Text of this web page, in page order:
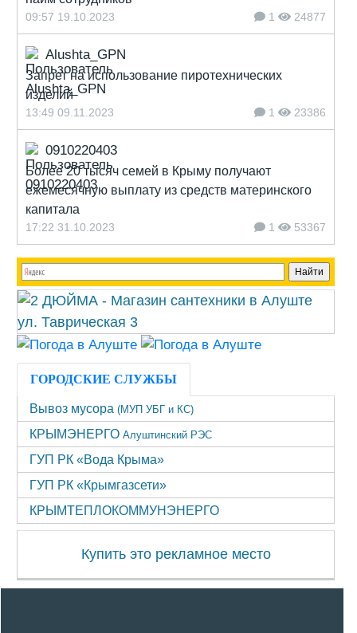
09:57 19.10.2023 1 24877
Alushta_GPN
Запрет на использование пиротехнических
изделий
13:49 09.11.2023 1 23386
0910220403
Более 20 тысяч семей в Крыму получают
ежемесячную выплату из средств материнского
капитала
17:22 31.10.2023 1 53367
ГОРОДСКИЕ СЛУЖБЫ
Вывоз мусора (МУП УБГ и КС)
КРЫМЭНЕРГО Алуштинский РЭС
ГУП РК «Вода Крыма»
ГУП РК «Крымгазсети»
КРЫМТЕПЛОКОММУНЭНЕРГО
Купить это рекламное место